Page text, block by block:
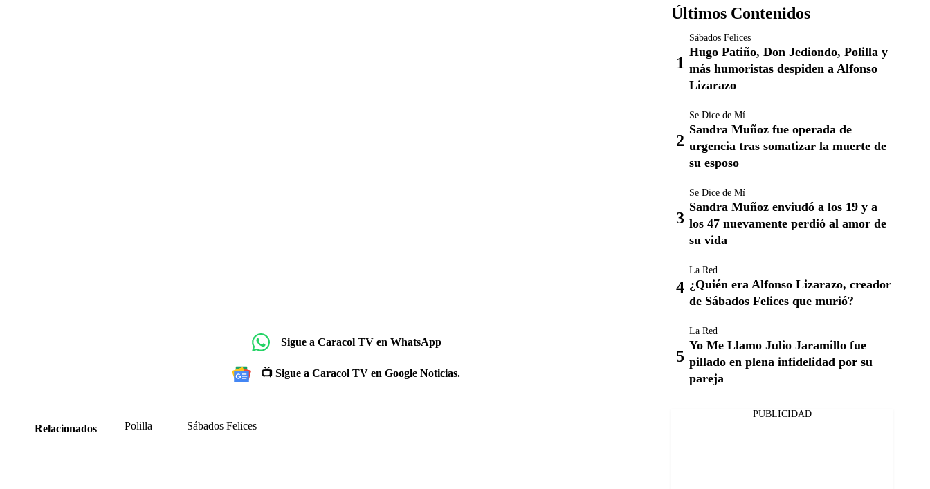
Sigue a Caracol TV en WhatsApp
📺 Sigue a Caracol TV en Google Noticias.
Relacionados Polilla Sábados Felices
Últimos Contenidos
Sábados Felices
Hugo Patiño, Don Jediondo, Polilla y
más humoristas despiden a Alfonso
Lizarazo
Se Dice de Mí
Sandra Muñoz fue operada de
urgencia tras somatizar la muerte de
su esposo
Se Dice de Mí
Sandra Muñoz enviudó a los 19 y a
los 47 nuevamente perdió al amor de
su vida
La Red
¿Quién era Alfonso Lizarazo, creador
de Sábados Felices que murió?
La Red
Yo Me Llamo Julio Jaramillo fue
pillado en plena infidelidad por su
pareja
PUBLICIDAD